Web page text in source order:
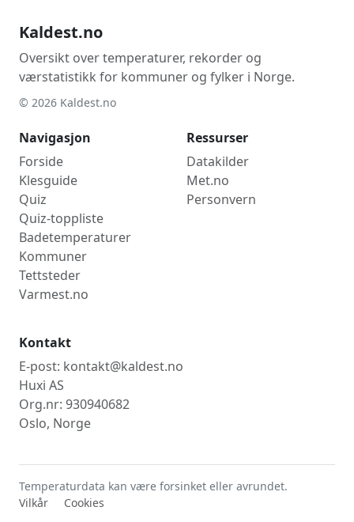
Kaldest.no
Oversikt over temperaturer, rekorder og
værstatistikk for kommuner og fylker i Norge.
© 2026 Kaldest.no
Navigasjon
Forside
Klesguide
Quiz
Quiz-toppliste
Badetemperaturer
Kommuner
Tettsteder
Varmest.no
Ressurser
Datakilder
Met.no
Personvern
Kontakt
E-post: kontakt@kaldest.no
Huxi AS
Org.nr: 930940682
Oslo, Norge
Temperaturdata kan være forsinket eller avrundet.
Vilkår
Cookies